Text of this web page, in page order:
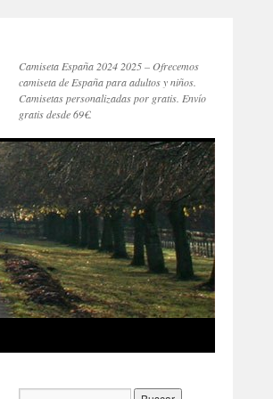
Camiseta España 2024 2025 – Ofrecemos
camiseta de España para adultos y niños.
Camisetas personalizadas por gratis. Envío
gratis desde 69€.